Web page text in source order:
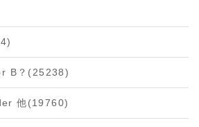
B？ (25238)
他(19760)